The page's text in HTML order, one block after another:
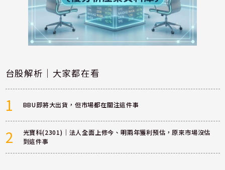
台股解析｜大家都在看
1 BBU即將大出貨，但市場都在關注這件事
2
光寶科(2301)｜法人全面上修今、明兩年獲利預估，原來市場沒估
到這件事